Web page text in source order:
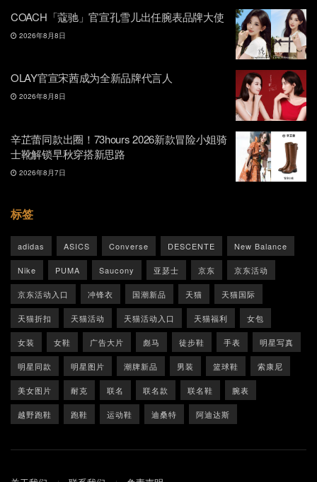
COACH「蔻驰」官宣孔雪儿出任腕表品牌大使
2026年8月8日
OLAY官宣宋茜成为全新品牌代言人
2026年8月8日
辛芷蕾同款出圈！73hours 2026新款冒险小姐骑
士靴解锁早秋穿搭新思路
2026年8月7日
标签
adidas ASICS Converse DESCENTE New Balance
Nike PUMA Saucony 亚瑟士 京东 京东活动
京东活动入口 冲锋衣 国潮新品 天猫 天猫国际
天猫折扣 天猫活动 天猫活动入口 天猫福利 女包
女装 女鞋 广告大片 彪马 徒步鞋 手表 明星写真
明星同款 明星图片 潮牌新品 男装 篮球鞋 索康尼
美女图片 耐克 联名 联名款 联名鞋 腕表
越野跑鞋 跑鞋 运动鞋 迪桑特 阿迪达斯